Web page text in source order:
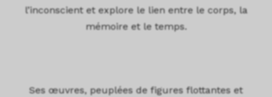
l’inconscient et explore le lien entre le corps, la
mémoire et le temps.
Ses œuvres, peuplées de figures flottantes et